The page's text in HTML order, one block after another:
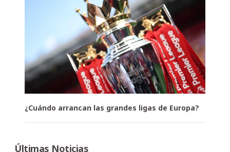
¿Cuándo arrancan las grandes ligas de Europa?
Últimas Noticias